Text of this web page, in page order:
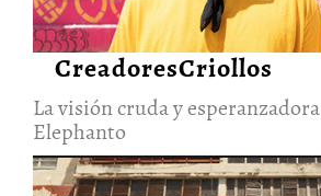
CreadoresCriollos
La visión cruda y
Elephanto